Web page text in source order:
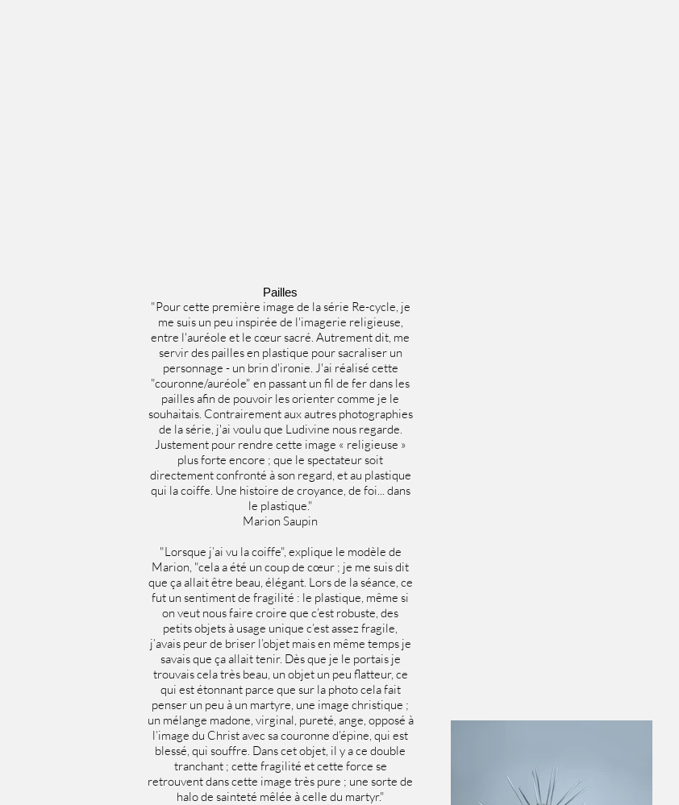
Pailles
"Pour cette première image de la série Re-cycle, je
me suis un peu inspirée de l'imagerie religieuse,
entre l'auréole et le cœur sacré. Autrement dit, me
servir des pailles en plastique pour sacraliser un
personnage - un brin d'ironie. J'ai réalisé cette
"couronne/auréole" en passant un fil de fer dans les
pailles afin de pouvoir les orienter comme je le
souhaitais. Contrairement aux autres photographies
de la série, j'ai voulu que Ludivine nous regarde.
Justement pour rendre cette image « religieuse »
plus forte encore ; que le spectateur soit
directement confronté à son regard, et au plastique
qui la coiffe. Une histoire de croyance, de foi... dans
le plastique."
Marion Saupin
"Lorsque j’ai vu la coiffe", explique le modèle de
Marion, "cela a été un coup de cœur ; je me suis dit
que ça allait être beau, élégant. Lors de la séance, ce
fut un sentiment de fragilité : le plastique, même si
on veut nous faire croire que c’est robuste, des
petits objets à usage unique c’est assez fragile,
j’avais peur de briser l’objet mais en même temps je
savais que ça allait tenir. Dès que je le portais je
trouvais cela très beau, un objet un peu flatteur, ce
qui est étonnant parce que sur la photo cela fait
penser un peu à un martyre, une image christique ;
un mélange madone, virginal, pureté, ange, opposé à
l’image du Christ avec sa couronne d’épine, qui est
blessé, qui souffre. Dans cet objet, il y a ce double
tranchant ; cette fragilité et cette force se
retrouvent dans cette image très pure ; une sorte de
halo de sainteté mêlée à celle du martyr."